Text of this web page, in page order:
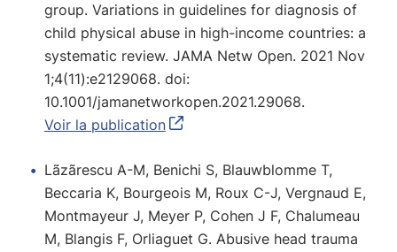
group. Variations in guidelines for diagnosis of
child physical abuse in high-income countries: a
systematic review. JAMA Netw Open. 2021 Nov
1;4(11):e2129068. doi:
10.1001/jamanetworkopen.2021.29068.
Voir la publication
Lãzãrescu A-M, Benichi S, Blauwblomme T,
Beccaria K, Bourgeois M, Roux C-J, Vergnaud E,
Montmayeur J, Meyer P, Cohen J F, Chalumeau
M, Blangis F, Orliaguet G. Abusive head trauma